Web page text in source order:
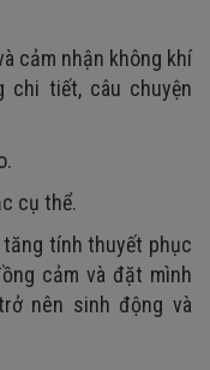
cảm nhận không khí
chi tiết, câu chuyện
cụ thể.
tính thuyết phục
cảm và đặt mình
nên sinh động và